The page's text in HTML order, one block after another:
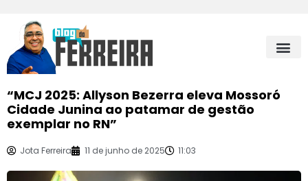
“MCJ 2025: Allyson Bezerra eleva Mossoró
Cidade Junina ao patamar de gestão
exemplar no RN”
Jota Ferreira 11 de junho de 2025 11:03